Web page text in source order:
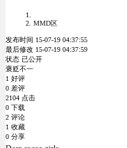
MMD区
发布时间 15-07-19 04:37:55
最后修改 15-07-19 04:37:59
状态 已公开
褒贬不一
1 好评
0 差评
2104 点击
0 下载
2 评论
1 收藏
0 分享